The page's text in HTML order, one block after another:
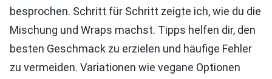
besprochen. Schritt für Schritt zeigte ich, wie du die
Mischung und Wraps machst. Tipps helfen dir, den
besten Geschmack zu erzielen und häufige Fehler
zu vermeiden. Variationen wie vegane Optionen